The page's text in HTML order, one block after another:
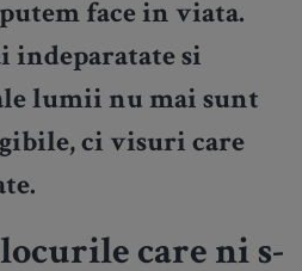
face in viata.
indeparatate si
lumii nu mai sunt
ci visuri care
care ni s-